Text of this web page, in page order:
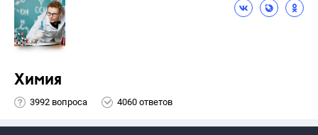
Химия
3992 вопроса 4060 ответов